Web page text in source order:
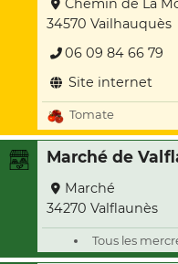
Chemin de La
34570 Vailhauquès
06 09 84 66 79
Site internet
Tomate
Marché de
Marché
34270 Valflaunès
Tous les